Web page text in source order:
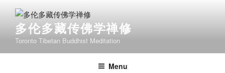
content多伦多藏传佛学禅修
Toronto Tibetan Buddhist Meditation
Menu